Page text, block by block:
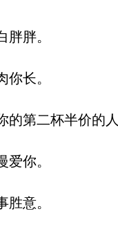
胖胖。
你长。
的第二杯半价的
爱你。
胜意。